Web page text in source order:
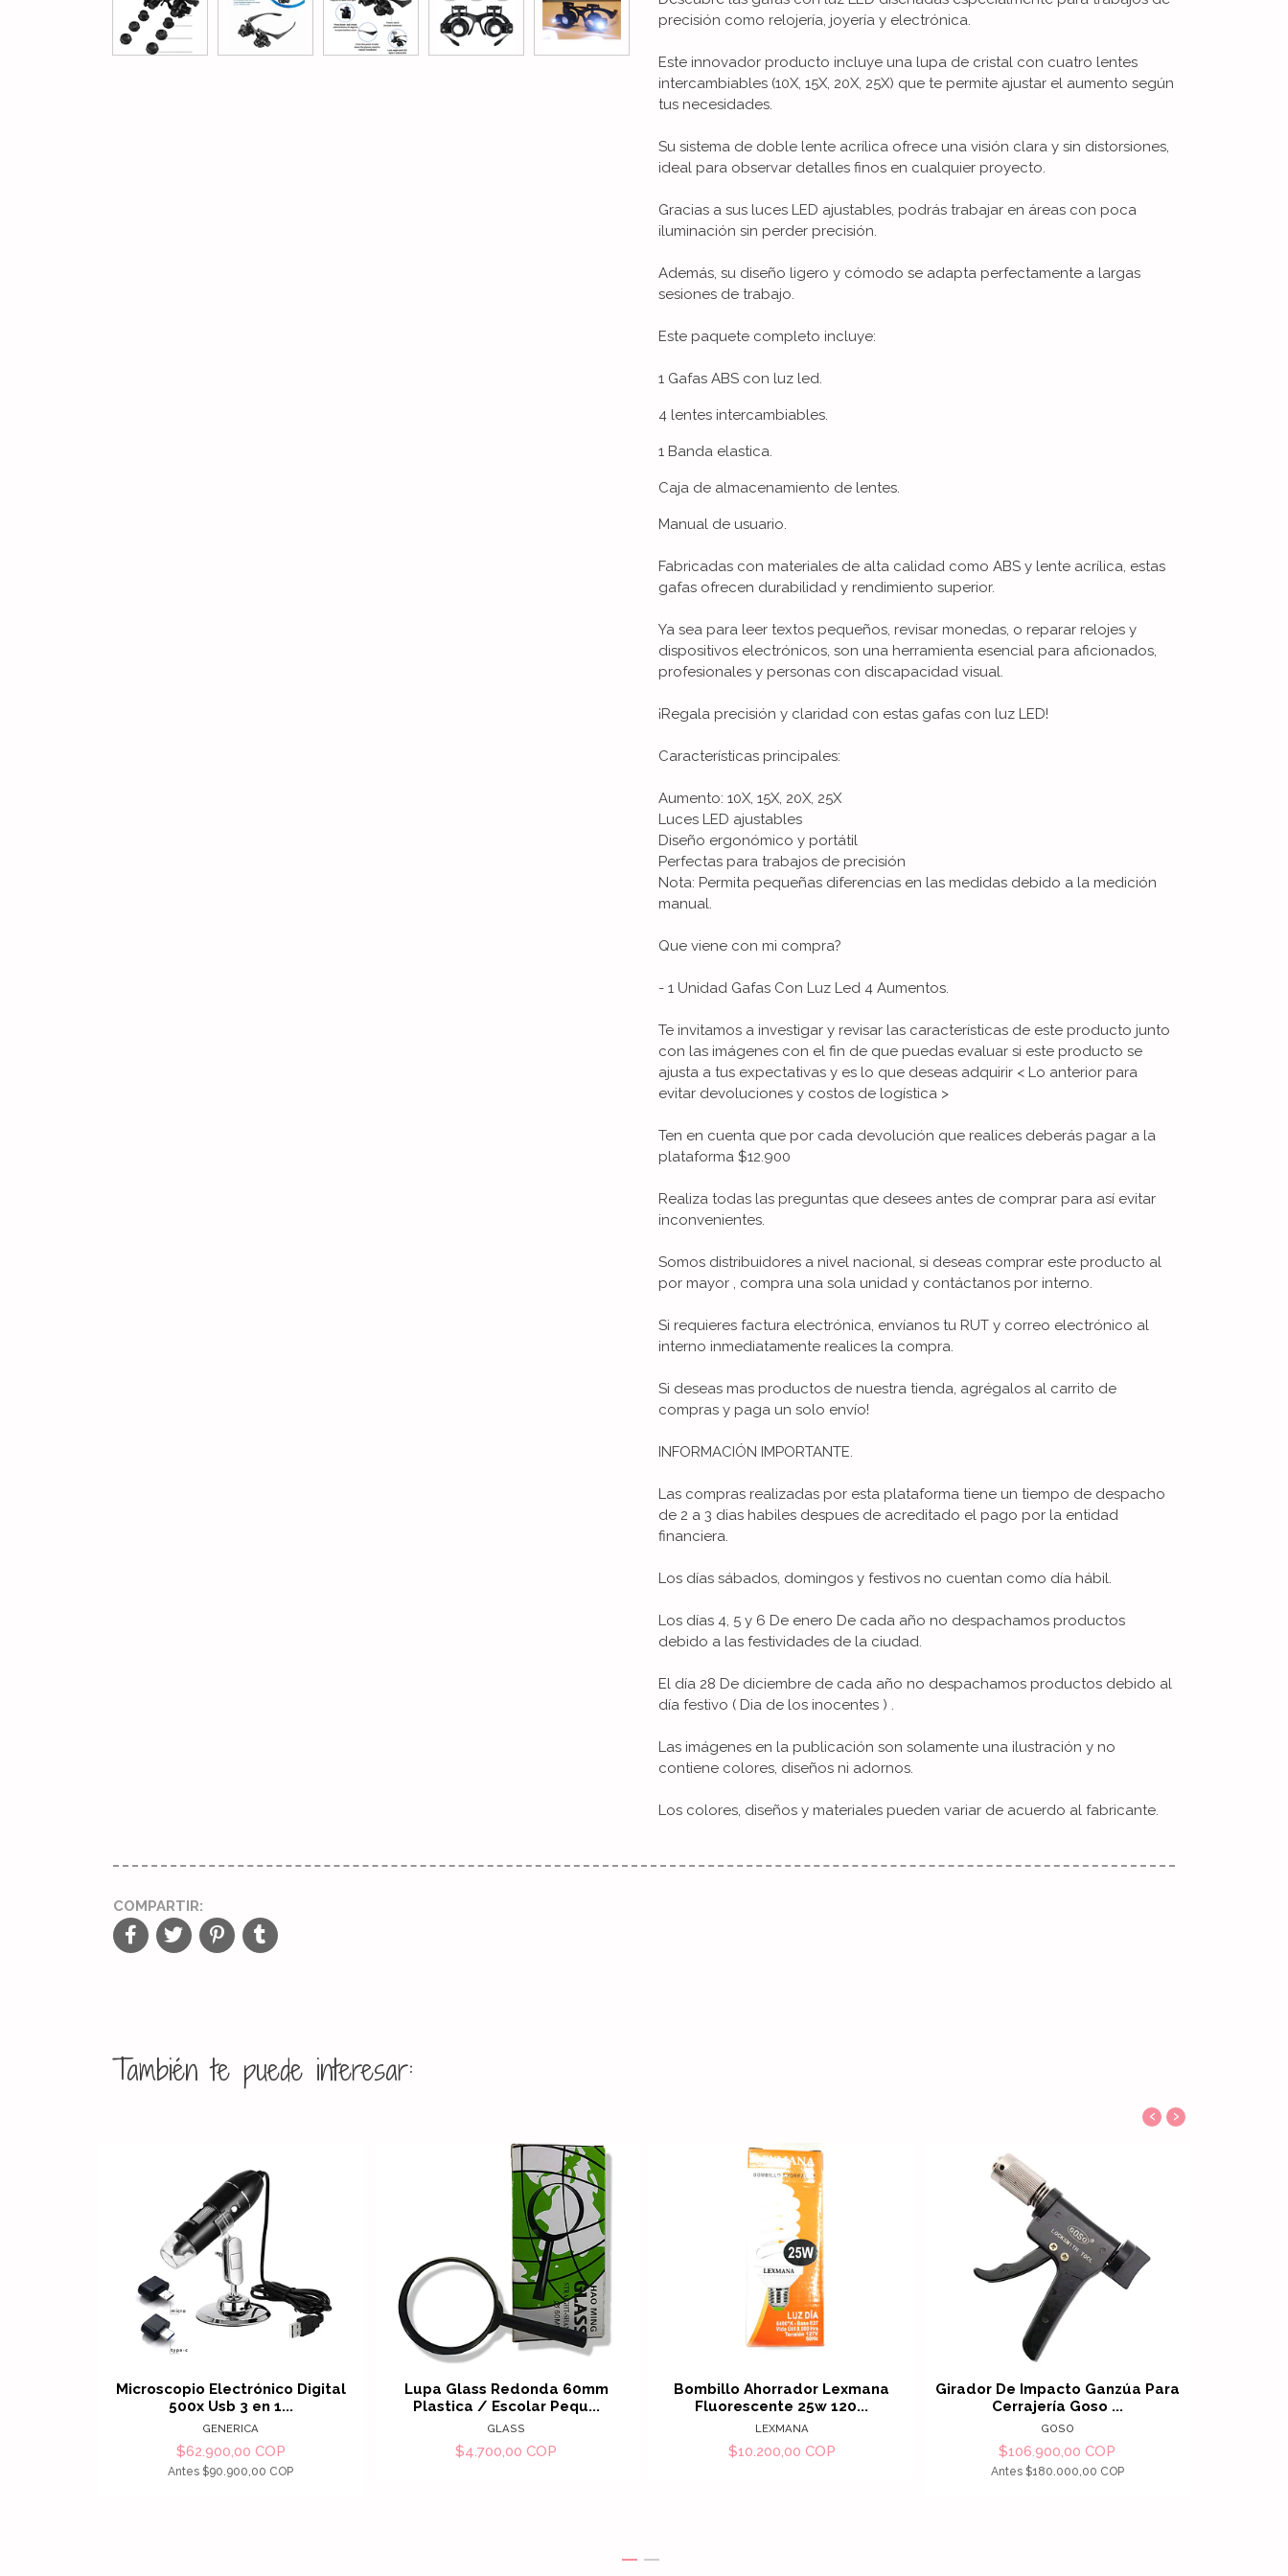
precisión como relojería, joyería y electrónica.
Este innovador producto incluye una lupa de cristal con cuatro lentes
intercambiables (10X, 15X, 20X, 25X) que te permite ajustar el aumento según
tus necesidades.
Su sistema de doble lente acrílica ofrece una visión clara y sin distorsiones,
ideal para observar detalles finos en cualquier proyecto.
Gracias a sus luces LED ajustables, podrás trabajar en áreas con poca
iluminación sin perder precisión.
Además, su diseño ligero y cómodo se adapta perfectamente a largas
sesiones de trabajo.
Este paquete completo incluye:
1 Gafas ABS con luz led.
4 lentes intercambiables.
1 Banda elastica.
Caja de almacenamiento de lentes.
Manual de usuario.
Fabricadas con materiales de alta calidad como ABS y lente acrílica, estas
gafas ofrecen durabilidad y rendimiento superior.
Ya sea para leer textos pequeños, revisar monedas, o reparar relojes y
dispositivos electrónicos, son una herramienta esencial para aficionados,
profesionales y personas con discapacidad visual.
¡Regala precisión y claridad con estas gafas con luz LED!
Características principales:
Aumento: 10X, 15X, 20X, 25X
Luces LED ajustables
Diseño ergonómico y portátil
Perfectas para trabajos de precisión
Nota: Permita pequeñas diferencias en las medidas debido a la medición
manual.
Que viene con mi compra?
- 1 Unidad Gafas Con Luz Led 4 Aumentos.
Te invitamos a investigar y revisar las características de este producto junto
con las imágenes con el fin de que puedas evaluar si este producto se
ajusta a tus expectativas y es lo que deseas adquirir < Lo anterior para
evitar devoluciones y costos de logística >
Ten en cuenta que por cada devolución que realices deberás pagar a la
plataforma $12.900
Realiza todas las preguntas que desees antes de comprar para así evitar
inconvenientes.
Somos distribuidores a nivel nacional, si deseas comprar este producto al
por mayor , compra una sola unidad y contáctanos por interno.
Si requieres factura electrónica, envíanos tu RUT y correo electrónico al
interno inmediatamente realices la compra.
Si deseas mas productos de nuestra tienda, agrégalos al carrito de
compras y paga un solo envío!
INFORMACIÓN IMPORTANTE.
Las compras realizadas por esta plataforma tiene un tiempo de despacho
de 2 a 3 dias habiles despues de acreditado el pago por la entidad
financiera.
Los días sábados, domingos y festivos no cuentan como día hábil.
Los días 4, 5 y 6 De enero De cada año no despachamos productos
debido a las festividades de la ciudad.
El día 28 De diciembre de cada año no despachamos productos debido al
día festivo ( Dia de los inocentes ) .
Las imágenes en la publicación son solamente una ilustración y no
contiene colores, diseños ni adornos.
Los colores, diseños y materiales pueden variar de acuerdo al fabricante.
COMPARTIR:
También te puede interesar:
Microscopio Electrónico Digital
500x Usb 3 en 1...
GENERICA
$62.900,00 COP
Antes$90.900,00 COP
Ver detalles
Lupa Glass Redonda 60mm
Plastica / Escolar Pequ...
GLASS
$4.700,00 COP
Ver detalles
Bombillo Ahorrador Lexmana
Fluorescente 25w 120...
LEXMANA
$10.200,00 COP
Ver detalles
Girador De Impacto Ganzúa Para
Cerrajería Goso ...
GOSO
$106.900,00 COP
Antes $180.000,00 COP
‹ ›